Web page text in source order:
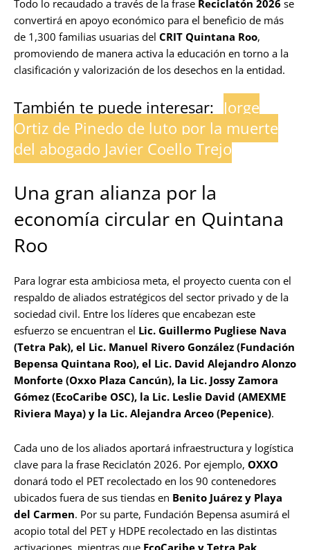
Todo lo recaudado a través de la frase Reciclatón 2026 se
convertirá en apoyo económico para el beneficio de más
de 1,300 familias usuarias del CRIT Quintana Roo,
promoviendo de manera activa la educación en torno a la
clasificación y valorización de los desechos en la entidad.
También te puede interesar: Jorge
Ortiz de Pinedo de luto por la muerte
del abogado Javier Coello Trejo
Una gran alianza por la
economía circular en Quintana
Roo
Para lograr esta ambiciosa meta, el proyecto cuenta con el
respaldo de aliados estratégicos del sector privado y de la
sociedad civil. Entre los líderes que encabezan este
esfuerzo se encuentran el Lic. Guillermo Pugliese Nava
(Tetra Pak), el Lic. Manuel Rivero González (Fundación
Bepensa Quintana Roo), el Lic. David Alejandro Alonzo
Monforte (Oxxo Plaza Cancún), la Lic. Jossy Zamora
Gómez (EcoCaribe OSC), la Lic. Leslie David (AMEXME
Riviera Maya) y la Lic. Alejandra Arceo (Pepenice).
Cada uno de los aliados aportará infraestructura y logística
clave para la frase Reciclatón 2026. Por ejemplo, OXXO
donará todo el PET recolectado en los 90 contenedores
ubicados fuera de sus tiendas en Benito Juárez y Playa
del Carmen. Por su parte, Fundación Bepensa asumirá el
acopio total del PET y HDPE recolectado en las distintas
activaciones, mientras que EcoCaribe y Tetra Pak